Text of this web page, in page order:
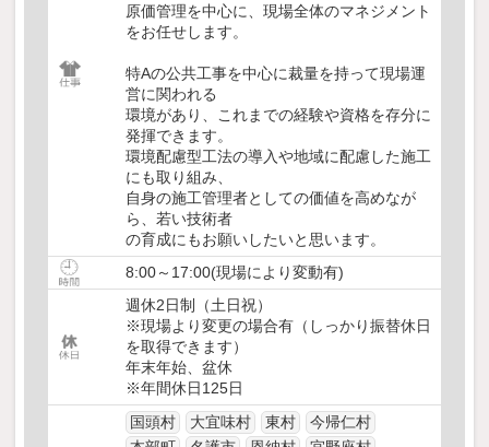
原価管理を中心に、現場全体のマネジメント
をお任せします。
特Aの公共工事を中心に裁量を持って現場運
営に関われる
環境があり、これまでの経験や資格を存分に
発揮できます。
環境配慮型工法の導入や地域に配慮した施工
にも取り組み、
自身の施工管理者としての価値を高めなが
ら、若い技術者
の育成にもお願いしたいと思います。
8:00～17:00(現場により変動有)
週休2日制（土日祝）
※現場より変更の場合有（しっかり振替休日
を取得できます）
年末年始、盆休
※年間休日125日
国頭村
大宜味村 東村
今帰仁村